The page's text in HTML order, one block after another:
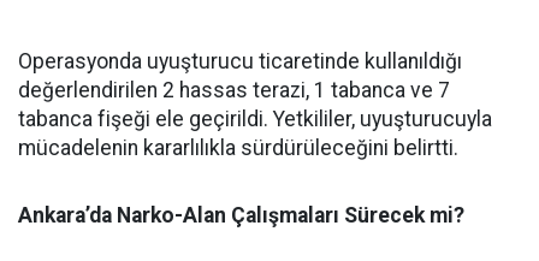
Operasyonda uyuşturucu ticaretinde kullanıldığı
değerlendirilen 2 hassas terazi, 1 tabanca ve 7
tabanca fişeği ele geçirildi. Yetkililer, uyuşturucuyla
mücadelenin kararlılıkla sürdürüleceğini belirtti.
Ankara’da Narko-Alan Çalışmaları Sürecek mi?